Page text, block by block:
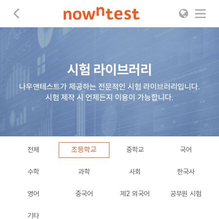
시험 라이브러리
나우앤테스트가 제공하는 전문적인 시험 라이브러리입니다.
시험 제작 시 언제든지 이용이 가능합니다.
전체 초등학교 중학교 국어
수학 과학 사회 한국사
영어 중국어 제2 외국어 공무원 시험
기타